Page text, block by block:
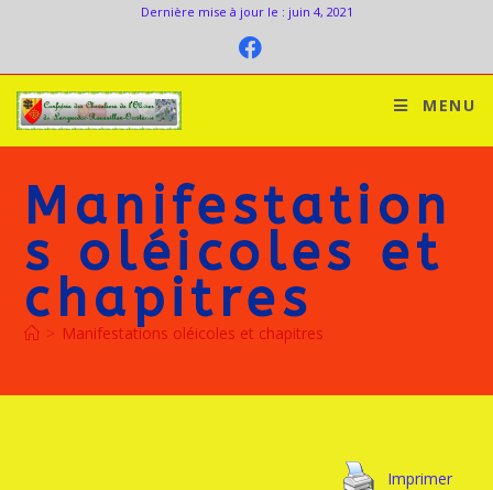
Dernière mise à jour le : juin 4, 2021
MENU
Manifestation
s oléicoles et
chapitres
> Manifestations oléicoles et chapitres
Imprimer